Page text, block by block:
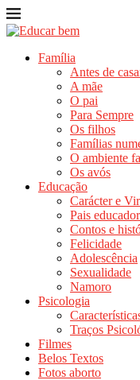
Família
Antes de
A mãe
O pai
Para Sempre
Os filhos
Famílias
O ambiente
Os avós
Educação
Carácter e
Pais
Contos e
Felicidade
Adolescência
Sexualidade
Namoro
Psicologia
Traços
Filmes
Belos Textos
Fotos aborto